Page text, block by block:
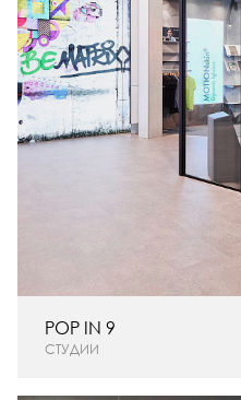
СТУДИИ
POP IN 9